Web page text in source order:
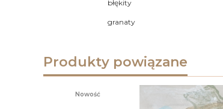
błękity
granaty
Produkty powiązane
Nowość